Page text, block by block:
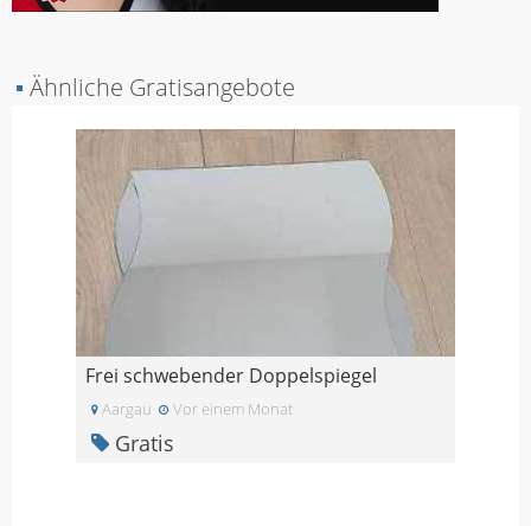
▪ Ähnliche Gratisangebote
Frei schwebender Doppelspiegel
Aargau Vor einem Monat
Gratis